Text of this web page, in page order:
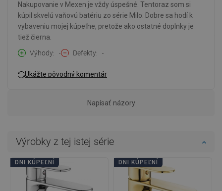
Nakupovanie v Mexen je vždy úspešné. Tentoraz som si
kúpil skvelú vaňovú batériu zo série Milo. Dobre sa hodí k
vybaveniu mojej kúpeľne, pretože ako ostatné doplnky je
tiež čierna.
Výhody
- Defekty -
Ukážte pôvodný komentár
Napísať názory
Výrobky z tej istej série
DNI KÚPEĽNÍ DNI KÚPEĽNÍ